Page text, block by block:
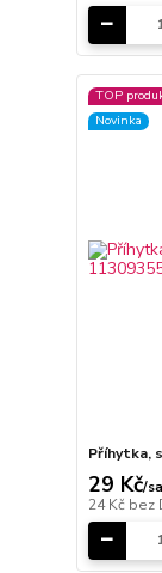
TOP
Novinka
Příhytka,
29 Kč/
24 Kč bez